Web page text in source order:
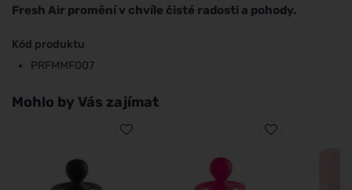
Fresh Air promění v chvíle čisté radosti a pohody.
Kód produktu
PRFMMF007
Mohlo by Vás zajímat